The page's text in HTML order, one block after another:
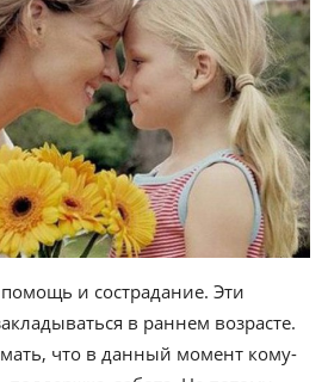
и сострадание. Эти
в раннем возрасте.
что в данный момент кому-